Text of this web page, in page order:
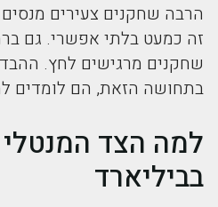
הרבה שחקנים צעירים
זה כמעט בלתי אפשרי. גם
שחקנים מרגישים לחץ.
בתחושה הזאת, הם לומדים
למה הצד
בביליארד